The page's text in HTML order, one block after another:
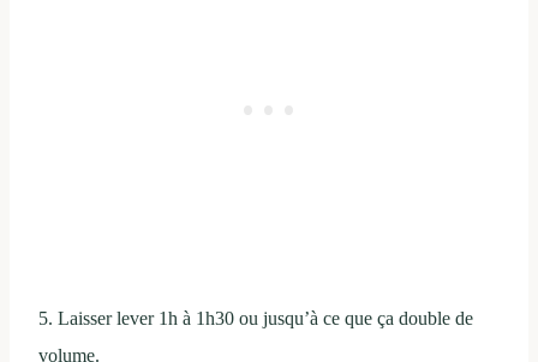
5. Laisser lever 1h à 1h30 ou jusqu’à ce que ça double de
volume.